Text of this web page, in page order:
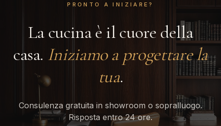
PRONTO A INIZIARE?
La cucina è il cuore della
casa. Iniziamo a progettare la
tua.
Consulenza gratuita in showroom o sopralluogo.
Risposta entro 24 ore.